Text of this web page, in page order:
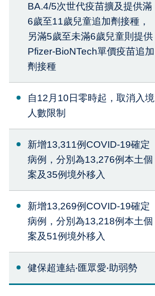
BA.4/5次世代疫苗擴及提供滿
6歲至11歲兒童追加劑接種，
另滿5歲至未滿6歲兒童則提供
Pfizer-BioNTech單價疫苗追加
劑接種
自12月10日零時起，取消入境
人數限制
新增13,311例COVID-19確定
病例，分別為13,276例本土個
案及35例境外移入
新增13,269例COVID-19確定
病例，分別為13,218例本土個
案及51例境外移入
健保超連結‧匯眾愛‧助弱勢